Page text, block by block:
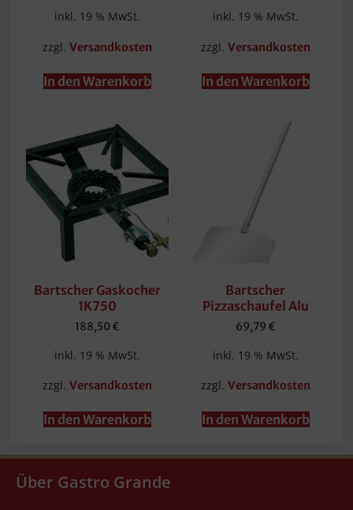
inkl. 19 % MwSt.
zzgl.Versandkosten
In den Warenkorb
inkl. 19 % MwSt.
zzgl. Versandkosten
In den Warenkorb
Bartscher Gaskocher
1K750
188,50 €
inkl. 19 % MwSt.
zzgl.Versandkosten
In den Warenkorb
Bartscher
Pizzaschaufel Alu
69,79 €
inkl. 19 % MwSt.
zzgl. Versandkosten
In den Warenkorb
Über Gastro Grande